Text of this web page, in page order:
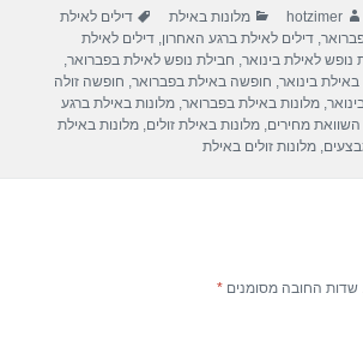
s
A
p
p
gr
a
m
e
מחבר
hotzimer קטגוריות
מלונות באילת תגיות
דילים לאילת
,דילים לאילת ברגע האחרון,דילים לאילת
נופש לאילת בינואר, חבילת נופש לאילת בפברואר,
בינואר, חופשה באילת בפברואר, חופשה זולה
,מלונות באילת בפברואר,מלונות באילת ברגע
השוואת מחירים,מלונות באילת זולים,מלונות באילת
,מלונות זולים באילת
שדות החובה מסומנים*